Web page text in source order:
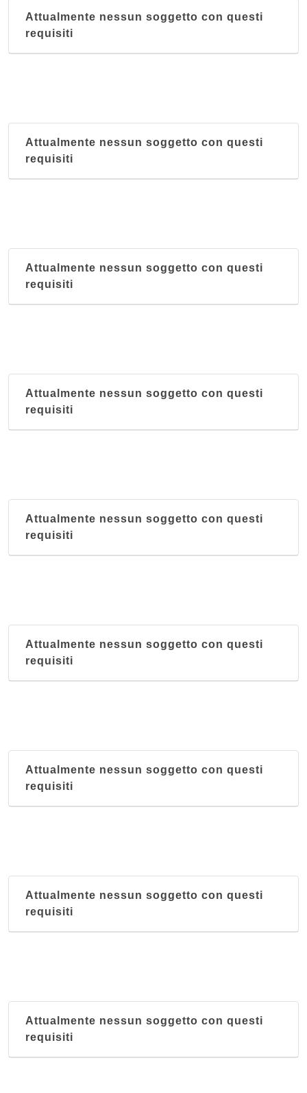
Attualmente nessun soggetto con questi
requisiti
Attualmente nessun soggetto con questi
requisiti
Attualmente nessun soggetto con questi
requisiti
Attualmente nessun soggetto con questi
requisiti
Attualmente nessun soggetto con questi
requisiti
Attualmente nessun soggetto con questi
requisiti
Attualmente nessun soggetto con questi
requisiti
Attualmente nessun soggetto con questi
requisiti
Attualmente nessun soggetto con questi
requisiti